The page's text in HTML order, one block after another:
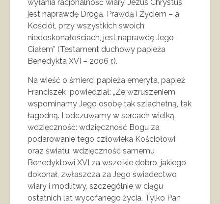
wyłania racjonalność wiary. Jezus Chrystus
jest naprawdę Drogą, Prawdą i Życiem – a
Kościół, przy wszystkich swoich
niedoskonałościach, jest naprawdę Jego
Ciałem” (Testament duchowy papieża
Benedykta XVI – 2006 r.).
Na wieść o śmierci papieża emeryta, papież
Franciszek powiedział: „Ze wzruszeniem
wspominamy Jego osobę tak szlachetną, tak
łagodną. I odczuwamy w sercach wielką
wdzięczność: wdzięczność Bogu za
podarowanie tego człowieka Kościołowi
oraz światu; wdzięczność samemu
Benedyktowi XVI za wszelkie dobro, jakiego
dokonał, zwłaszcza za Jego świadectwo
wiary i modlitwy, szczególnie w ciągu
ostatnich lat wycofanego życia. Tylko Pan